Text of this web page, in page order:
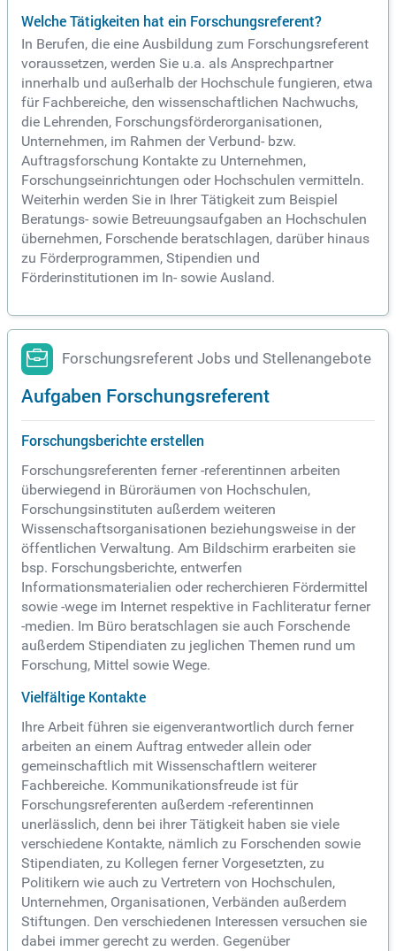
Welche Tätigkeiten hat ein Forschungsreferent?
In Berufen, die eine Ausbildung zum Forschungsreferent
voraussetzen, werden Sie u.a. als Ansprechpartner
innerhalb und außerhalb der Hochschule fungieren, etwa
für Fachbereiche, den wissenschaftlichen Nachwuchs,
die Lehrenden, Forschungsförderorganisationen,
Unternehmen, im Rahmen der Verbund- bzw.
Auftragsforschung Kontakte zu Unternehmen,
Forschungseinrichtungen oder Hochschulen vermitteln.
Weiterhin werden Sie in Ihrer Tätigkeit zum Beispiel
Beratungs- sowie Betreuungsaufgaben an Hochschulen
übernehmen, Forschende beratschlagen, darüber hinaus
zu Förderprogrammen, Stipendien und
Förderinstitutionen im In- sowie Ausland.
Forschungsreferent Jobs und Stellenangebote
Aufgaben Forschungsreferent
Forschungsberichte erstellen
Forschungsreferenten ferner -referentinnen arbeiten
überwiegend in Büroräumen von Hochschulen,
Forschungsinstituten außerdem weiteren
Wissenschaftsorganisationen beziehungsweise in der
öffentlichen Verwaltung. Am Bildschirm erarbeiten sie
bsp. Forschungsberichte, entwerfen
Informationsmaterialien oder recherchieren Fördermittel
sowie -wege im Internet respektive in Fachliteratur ferner
-medien. Im Büro beratschlagen sie auch Forschende
außerdem Stipendiaten zu jeglichen Themen rund um
Forschung, Mittel sowie Wege.
Vielfältige Kontakte
Ihre Arbeit führen sie eigenverantwortlich durch ferner
arbeiten an einem Auftrag entweder allein oder
gemeinschaftlich mit Wissenschaftlern weiterer
Fachbereiche. Kommunikationsfreude ist für
Forschungsreferenten außerdem -referentinnen
unerlässlich, denn bei ihrer Tätigkeit haben sie viele
verschiedene Kontakte, nämlich zu Forschenden sowie
Stipendiaten, zu Kollegen ferner Vorgesetzten, zu
Politikern wie auch zu Vertretern von Hochschulen,
Unternehmen, Organisationen, Verbänden außerdem
Stiftungen. Den verschiedenen Interessen versuchen sie
dabei immer gerecht zu werden. Gegenüber